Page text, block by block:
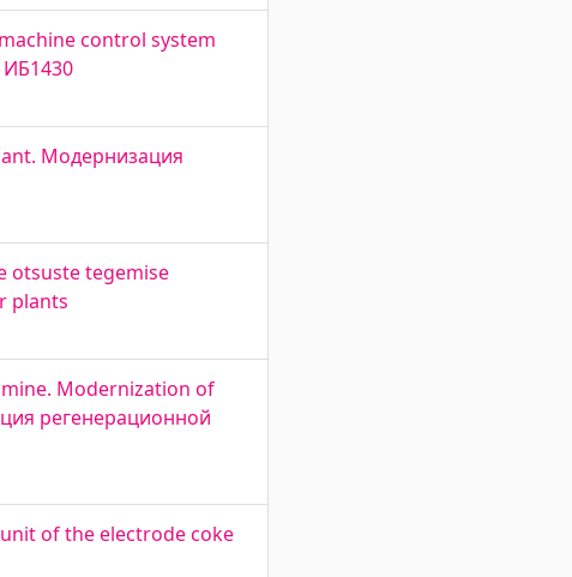
control system
Модернизация
otsuste tegemise
plants
Modernization of
регенерационной
of the electrode coke